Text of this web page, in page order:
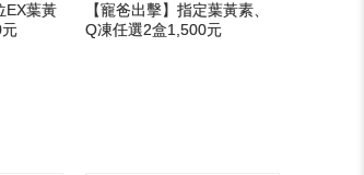
EX葉黃
【寵爸出擊】指定葉黃素、
Q凍任選2盒1,500元